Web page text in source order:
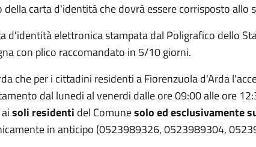
della carta d'identità che dovrà essere corrisposto allo
d'identità elettronica stampata dal Poligrafico dello
con plico raccomandato in 5/10 giorni.
che per i cittadini residenti a Fiorenzuola d'Arda
dal lunedi al venerdi dalle ore 09:00 alle ore
soli residenti del Comunesolo ed esclusivamente
in anticipo (0523989326, 0523989304,